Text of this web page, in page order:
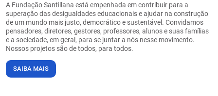
A Fundação Santillana está empenhada em contribuir para a
superação das desigualdades educacionais e ajudar na construção
de um mundo mais justo, democrático e sustentável. Convidamos
pensadores, diretores, gestores, professores, alunos e suas famílias
e a sociedade, em geral, para se juntar a nós nesse movimento.
Nossos projetos são de todos, para todos.
SAIBA MAIS